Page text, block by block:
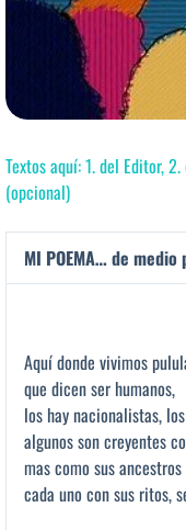
Textos aquí: 1. del Editor,
(opcional)
MI POEMA… de medio
Aquí donde vivimos
que dicen ser humanos,
los hay nacionalistas,
algunos son creyentes
mas como sus
cada uno con sus ritos,